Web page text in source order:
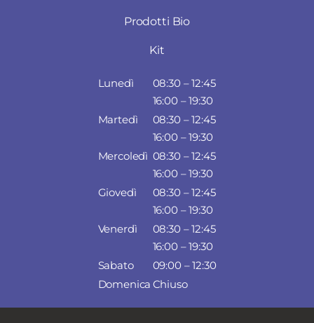
Prodotti Bio
Kit
Lunedì
08:30 – 12:45
16:00 – 19:30
Martedì
08:30 – 12:45
16:00 – 19:30
Mercoledì 08:30 – 12:45
16:00 – 19:30
Giovedì
08:30 – 12:45
16:00 – 19:30
Venerdì
08:30 – 12:45
16:00 – 19:30
Sabato
09:00 – 12:30
Domenica Chiuso